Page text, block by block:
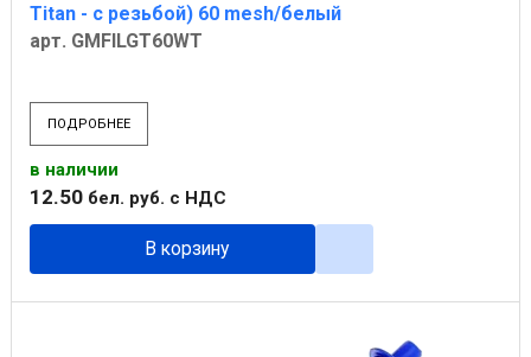
Titan - с резьбой) 60 mesh/белый
арт. GMFILGT60WT
ПОДРОБНЕЕ
в наличии
12.50 бел. руб. с НДС
В корзину